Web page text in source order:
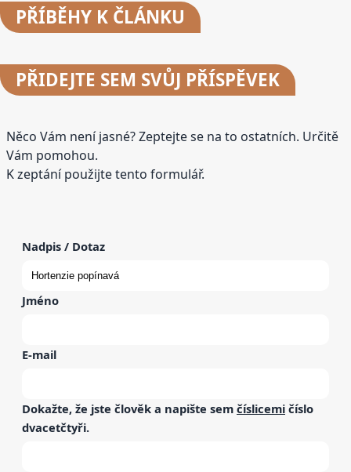
PŘÍBĚHY K ČLÁNKU
PŘIDEJTE SEM SVŮJ PŘÍSPĚVEK
Něco Vám není jasné? Zeptejte se na to ostatních. Určitě
Vám pomohou.
K zeptání použijte tento formulář.
Nadpis / Dotaz
Jméno
E-mail
Dokažte, že jste člověk a napište sem číslicemi číslo
dvacetčtyři.